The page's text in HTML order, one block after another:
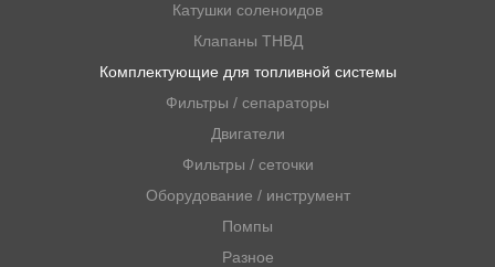
Катушки соленоидов
Клапаны ТНВД
Комплектующие для топливной системы
Фильтры / сепараторы
Двигатели
Фильтры / сеточки
Оборудование / инструмент
Помпы
Разное